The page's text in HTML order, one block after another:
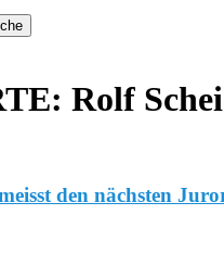
Rolf
den nächsten